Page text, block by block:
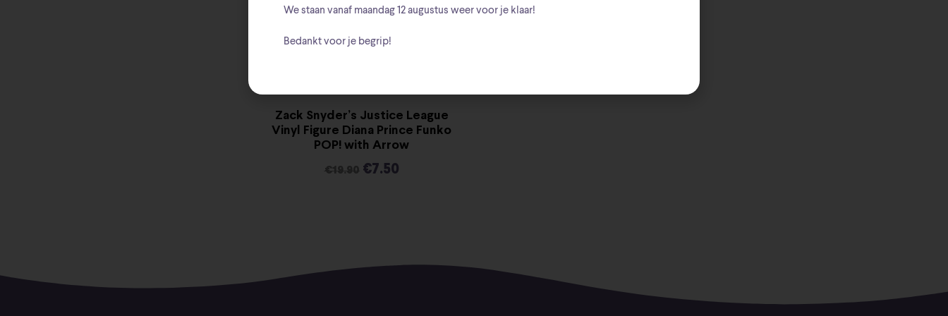
Zack Snyder’s Justice League
Vinyl Figure Diana Prince Funko
POP! with Arrow
€19.90 €7.50
We staan vanaf maandag 12 augustus weer voor je klaar!
Bedankt voor je begrip!